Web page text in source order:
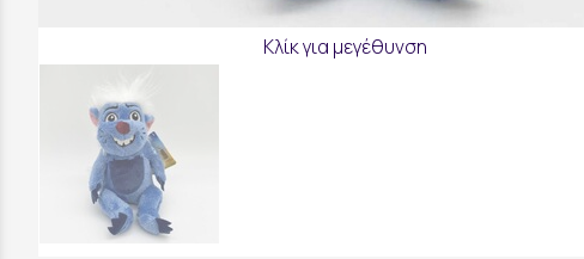
Κλίκ για μεγέθυνση
Επικοινωνήστε μαζί μας: